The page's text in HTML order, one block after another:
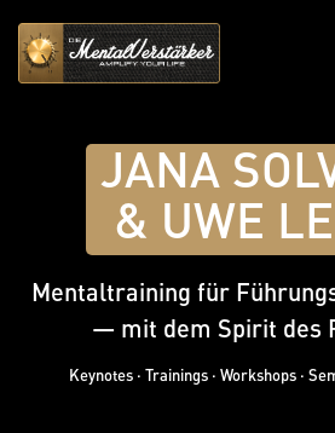
JANA
& UWE
Mentaltraining für
— mit dem Spirit des
Keynotes · Trainings · Workshops ·